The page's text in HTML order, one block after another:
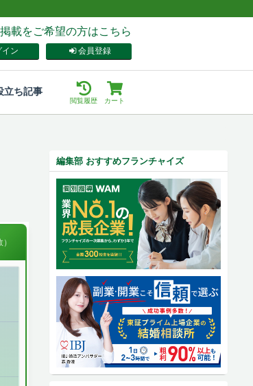
載をご希望の方はこちら
会員登録
イン
立ち記事
カート
閲覧履歴
編集部 おすすめフランチャイズ